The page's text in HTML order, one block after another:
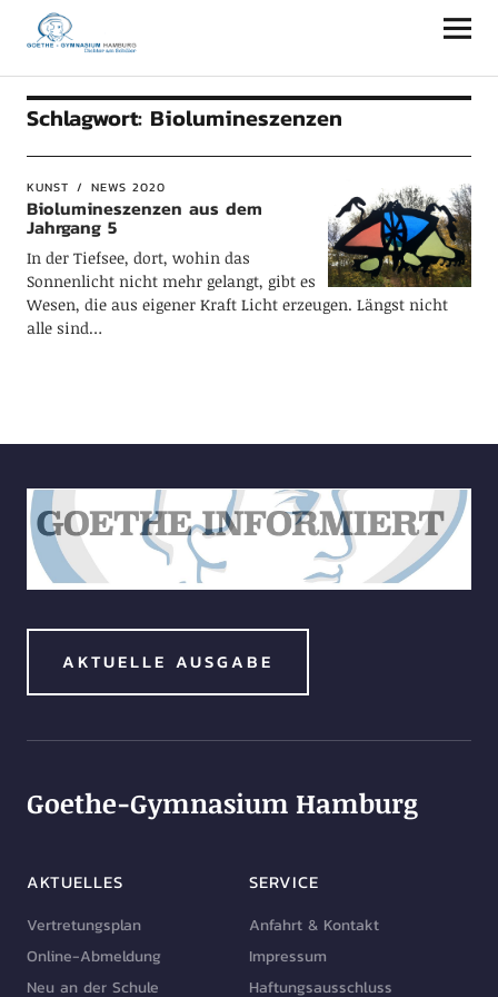
Goethe-Gymnasium Hamburg
Schlagwort: Biolumineszenzen
KUNST NEWS 2020
Biolumineszenzen aus dem
Jahrgang 5
In der Tiefsee, dort, wohin das
Sonnenlicht nicht mehr gelangt, gibt es
Wesen, die aus eigener Kraft Licht erzeugen. Längst nicht
alle sind…
AKTUELLE AUSGABE
Goethe-Gymnasium Hamburg
AKTUELLES
Vertretungsplan
Online-Abmeldung
Neu an der Schule
SERVICE
Anfahrt & Kontakt
Impressum
Haftungsausschluss